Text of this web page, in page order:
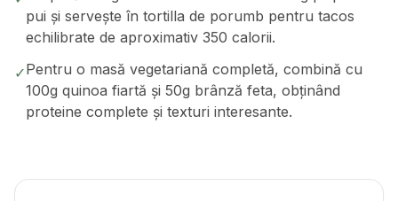
pui și servește în tortilla de porumb pentru tacos
echilibrate de aproximativ 350 calorii.
✓Pentru o masă vegetariană completă, combină cu
100g quinoa fiartă și 50g brânză feta, obținând
proteine complete și texturi interesante.